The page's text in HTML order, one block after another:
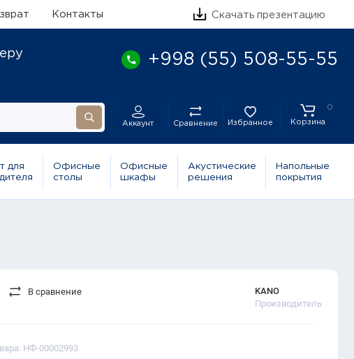
Контакты Скачать презентацию
+998 (55) 508-55-55
Аккаунт Сравнение Избранное
0
Корзина
для
Офисные
столы
Офисные
шкафы
Акустические
решения
Напольные
покрытия
НФ-00002993
KANO
Производитель
В сравнение